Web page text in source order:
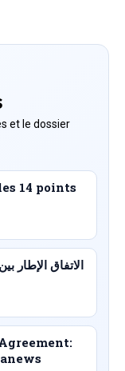
et le dossier
14 points